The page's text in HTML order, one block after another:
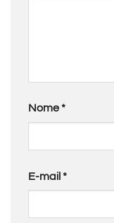
Nome*
E-mail*